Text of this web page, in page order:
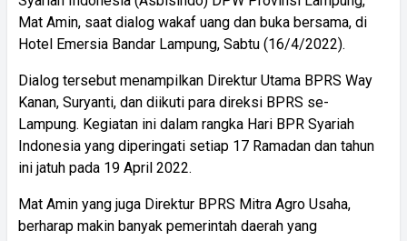
Mat Amin, saat dialog wakaf uang dan buka bersama, di
Hotel Emersia Bandar Lampung, Sabtu (16/4/2022).
Dialog tersebut menampilkan Direktur Utama BPRS Way
Kanan, Suryanti, dan diikuti para direksi BPRS se-
Lampung. Kegiatan ini dalam rangka Hari BPR Syariah
Indonesia yang diperingati setiap 17 Ramadan dan tahun
ini jatuh pada 19 April 2022.
Mat Amin yang juga Direktur BPRS Mitra Agro Usaha,
berharap makin banyak pemerintah daerah yang